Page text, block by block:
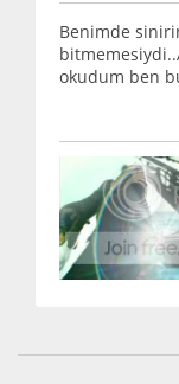
Benimde
okudum ben